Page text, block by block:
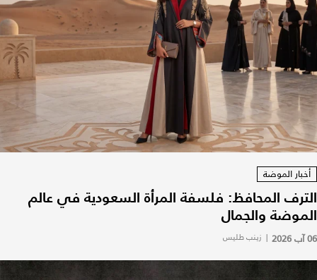
أخبار الموضة
الترف المحافظ: فلسفة المرأة السعودية في عالم
الموضة والجمال
06 آب 2026 | زينب طليس